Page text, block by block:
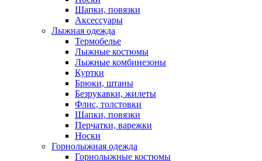
Шапки, повязки
Аксессуары
Лыжная одежда
Термобелье
Лыжные костюмы
Лыжные комбинезоны
Куртки
Брюки, штаны
Безрукавки, жилеты
Флис, толстовки
Шапки, повязки
Перчатки, варежки
Носки
Горнолыжная одежда
Горнолыжные костюмы